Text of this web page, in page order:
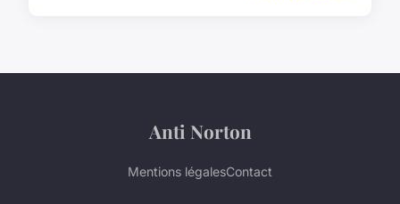
Anti Norton
Mentions légalesContact